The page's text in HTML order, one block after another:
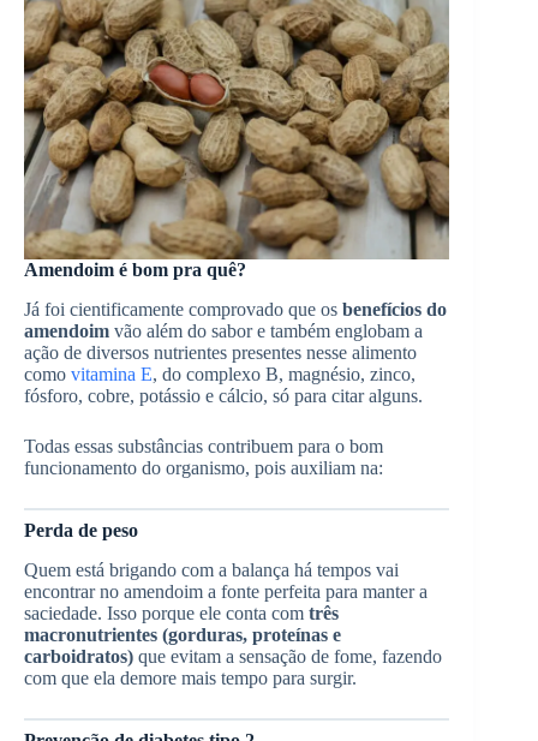
Amendoim é bom pra quê?
Já foi cientificamente comprovado que os benefícios do
amendoim vão além do sabor e também englobam a
ação de diversos nutrientes presentes nesse alimento
como vitamina E, do complexo B, magnésio, zinco,
fósforo, cobre, potássio e cálcio, só para citar alguns.
Todas essas substâncias contribuem para o bom
funcionamento do organismo, pois auxiliam na:
Perda de peso
Quem está brigando com a balança há tempos vai
encontrar no amendoim a fonte perfeita para manter a
saciedade. Isso porque ele conta com três
macronutrientes (gorduras, proteínas e
carboidratos) que evitam a sensação de fome, fazendo
com que ela demore mais tempo para surgir.